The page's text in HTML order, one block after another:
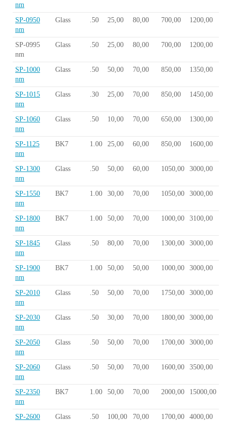
nm
SP-0950
nm
Glass .50 25,00 80,00 700,00 1200,00
SP-0995
nm
Glass .50 25,00 80,00 700,00 1200,00
SP-1000
nm
Glass .50 50,00 70,00 850,00 1350,00
SP-1015
nm
Glass .30 25,00 70,00 850,00 1450,00
SP-1060
nm
Glass .50 10,00 70,00 650,00 1300,00
SP-1125
nm
BK7 1.00 25,00 60,00 850,00 1600,00
SP-1300
nm
Glass .50 50,00 60,00 1050,00 3000,00
SP-1550
nm
BK7 1.00 30,00 70,00 1050,00 3000,00
SP-1800
nm
BK7 1.00 50,00 70,00 1000,00 3100,00
SP-1845
nm
Glass .50 80,00 70,00 1300,00 3000,00
SP-1900
nm
BK7 1.00 50,00 50,00 1000,00 3000,00
SP-2010
nm
Glass .50 50,00 70,00 1750,00 3000,00
SP-2030
nm
Glass .50 30,00 70,00 1800,00 3000,00
SP-2050
nm
Glass .50 50,00 70,00 1700,00 3000,00
SP-2060
nm
Glass .50 50,00 70,00 1600,00 3500,00
SP-2350
nm
BK7 1.00 50,00 70,00 2000,00 15000,00
SP-2600
Glass .50 100,00 70,00 1700,00 4000,00